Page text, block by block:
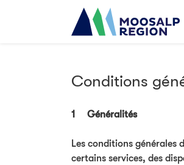
Conditions
1 Généralités
Les conditions générales
certains services, des